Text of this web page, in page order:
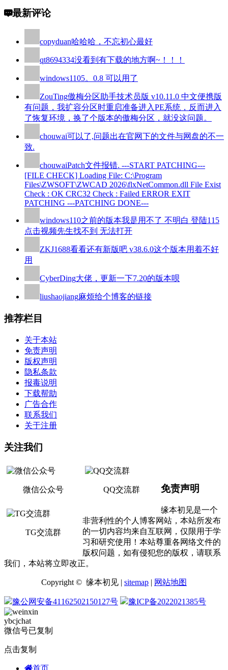
最新评论
copyduan哈哈哈，不忘初心最好
qt8694334没看到有下载的地方啊~！！！
windows1105。0.8 可以用了
ZouTing傲梅分区助手技术员版 v10.11.0 中文便携版
有问题，我扩容分区时重启准备进入PE系统，反而进入
了恢复环境，换了个版本的傲梅分区，就没这问题。
chouwai可以了,问题出在官网下的文件与网盘的不一
致.
chouwaiPatch文件报错. ---START PATCHING---
[FILE CHECK] Loading File: C:\Program
Files\ZWSOFT\ZWCAD 2026\flxNetCommon.dll File Exist
Check : OK CRC32 Check : Failed ERROR EXIT
PATCHING ---PATCHING DONE---
windows110之前的版本我是用不了 不明白 登陆115
点击视频先生找不到 无法打开
ZKJ1688看看还有新版吧 v38.6.0这个版本用着不好
用
CyberDing大佬，更新一下7.20的版本呗
liushaojiang麻烦给个博客的链接
推荐栏目
关于本站
免责声明
版权声明
隐私条款
报毒说明
下载帮助
广告合作
联系我们
关于注册
关注我们
微信公众号 QQ交流群
TG交流群
免责声明
缘本初见是一个
非营利性的个人博客网站，本站所发布
的一切内容均来自互联网，仅限用于学
习和研究使用！本站尊重各网络文件的
版权问题，如有侵犯您的版权，请联系
我们，本站将立即改正。
Copyright © 缘本初见 | sitemap | 网站地图
豫公网安备41162502150127号 豫ICP备2022021385号
ybcjchat
微信号已复制
点击复制
首页